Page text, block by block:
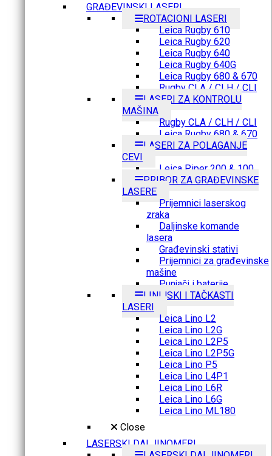
GRAĐEVINSKI LASERI
ROTACIONI LASERI
Leica Rugby 610
Leica Rugby 620
Leica Rugby 640
Leica Rugby 640G
Leica Rugby 680 & 670
Rugby CLA / CLH / CLI
LASERI ZA KONTROLU
MAŠINA
Rugby CLA / CLH / CLI
Leica Rugby 680 & 670
LASERI ZA POLAGANJE
CEVI
Leica Piper 200 & 100
PRIBOR ZA GRAĐEVINSKE
LASERE
Prijemnici laserskog
zraka
Daljinske komande
lasera
Građevinski stativi
Prijemnici za građevinske
mašine
Punjači i baterije
LINIJSKI I TAČKASTI
LASERI
Leica Lino L2
Leica Lino L2G
Leica Lino L2P5
Leica Lino L2P5G
Leica Lino P5
Leica Lino L4P1
Leica Lino L6R
Leica Lino L6G
Leica Lino ML180
Close
LASERSKI DALJINOMERI